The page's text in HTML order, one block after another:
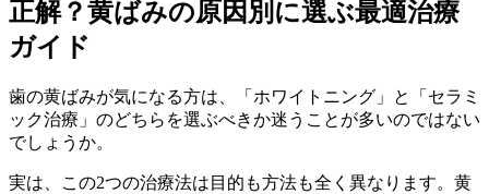
正解？黄ばみの原因別に選ぶ最適治療
ガイド
歯の黄ばみが気になる方は、「ホワイトニング」と「セラミ
ック治療」のどちらを選ぶべきか迷うことが多いのではない
でしょうか。
実は、この2つの治療法は目的も方法も全く異なります。黄